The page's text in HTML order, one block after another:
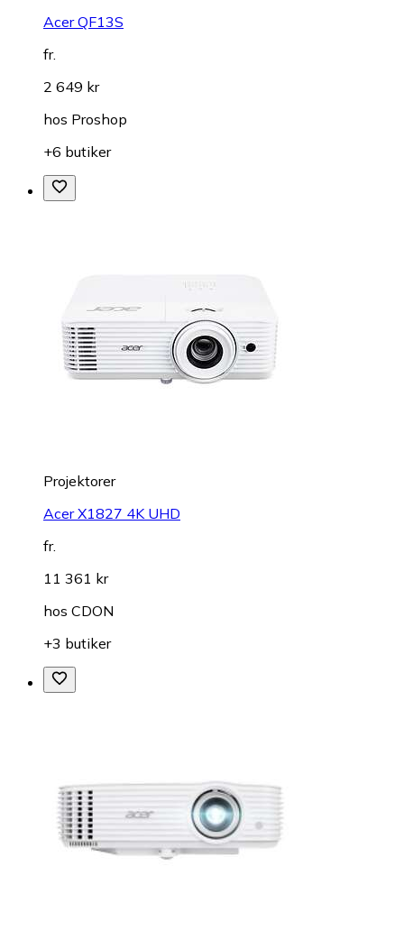
Acer QF13S
fr.
2 649 kr
hos Proshop
+6 butiker
Projektorer
Acer X1827 4K UHD
fr.
11 361 kr
hos CDON
+3 butiker